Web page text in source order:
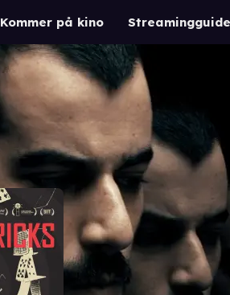
Kommer på kino Streamingguide